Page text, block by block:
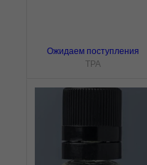
Ожидаем поступления
TPA